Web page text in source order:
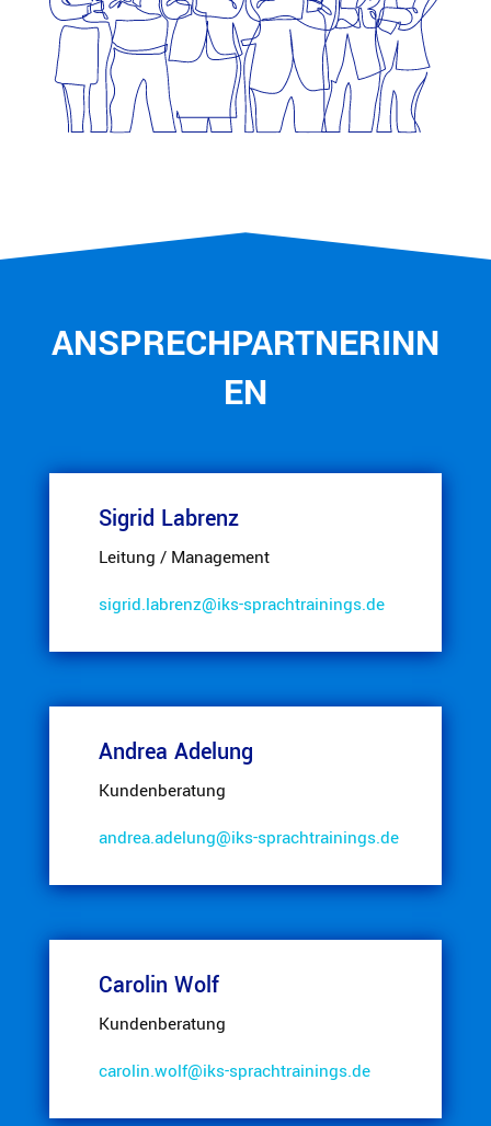
ANSPRECHPARTNERINN
EN
Sigrid Labrenz
Leitung / Management
sigrid.​labrenz@​iks-​sprachtrainings.​de
Andrea Adelung
Kunden­be­ratung
andrea.​adelung@​iks-​sprachtrainings.​de
Carolin Wolf
Kunden­be­ratung
carolin.​wolf@​iks-​sprachtrainings.​de